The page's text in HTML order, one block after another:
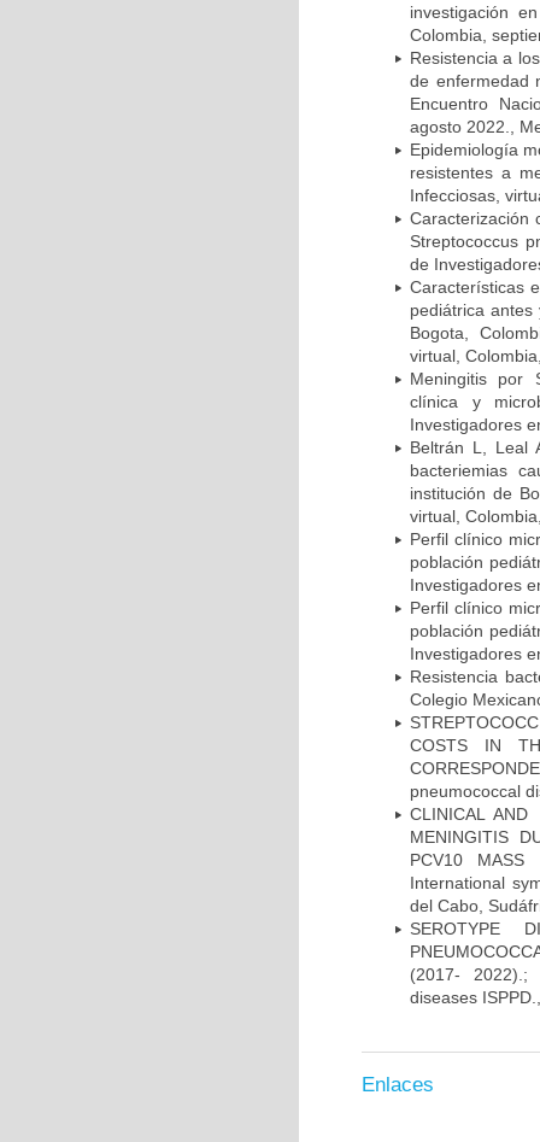
investigación
Colombia,
Resistencia a
de enfermedad
Encuentro
agosto 2022.,
Epidemiología
resistentes a
Infecciosas,
Caracterización
Streptococcus
de
Características
pediátrica
Bogota,
virtual,
Meningitis por
clínica y
Investigadores
Beltrán L, Leal
bacteriemias
institución de
virtual,
Perfil clínico
población
Investigadores
Perfil clínico
población
Investigadores
Resistencia
Colegio
COSTS IN
pneumococcal
CLINICAL AND
MENINGITIS
PCV10 MASS
International
del Cabo,
SEROTYPE
(2017- 2022).;
diseases
Enlaces